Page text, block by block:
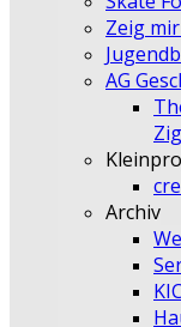
Zeig
AG
Archiv